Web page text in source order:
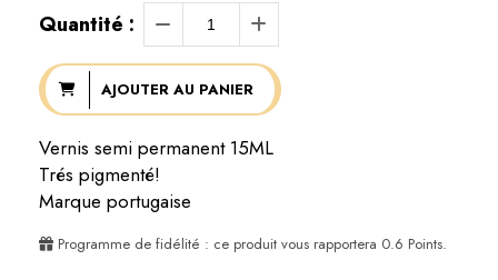
Quantité :
AJOUTER AU PANIER
Vernis semi permanent 15ML
Trés pigmenté!
Marque portugaise
Programme de fidélité : ce produit vous rapportera 0.6 Points.